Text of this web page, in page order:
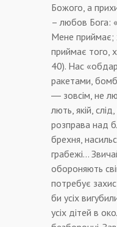
Божого, а
– любов Бога:
Мене приймає;
приймає того,
40). Нас
ракетами,
― зовсім, не
лють, якій,
розправа над
брехня,
грабежі…
обороняють
потребує
би усіх
усіх дітей в